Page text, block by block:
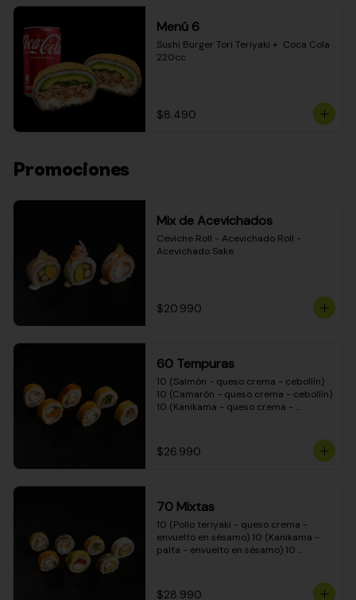
Menú 6
Sushi Burger Tori Teriyaki +  Coca Cola
220cc
$8.490
Promociones
Mix de Acevichados
Ceviche Roll - Acevichado Roll -
Acevichado Sake
$20.990
60 Tempuras
10 (Salmón - queso crema - cebollín)
10 (Camarón - queso crema - cebollín)
10 (Kanikama - queso crema -
crema - cebollín) 10 (Carne - queso
crema - cebollín)
$26.990
70 Mixtas
10 (Pollo teriyaki - queso crema -
envuelto en sésamo) 10 (Kanikama -
palta - envuelto en sésamo) 10
- envuelto en queso crema) 10
$28.990